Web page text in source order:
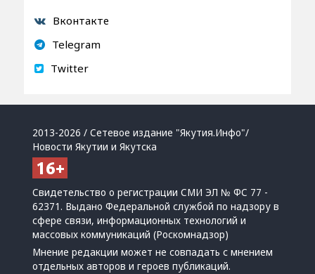
Вконтакте
Telegram
Twitter
2013-2026 / Сетевое издание "Якутия.Инфо"/
Новости Якутии и Якутска
Свидетельство о регистрации СМИ ЭЛ № ФС 77 -
62371. Выдано Федеральной службой по надзору в
сфере связи, информационных технологий и
массовых коммуникаций (Роскомнадзор)
Мнение редакции может не совпадать с мнением
отдельных авторов и героев публикаций.